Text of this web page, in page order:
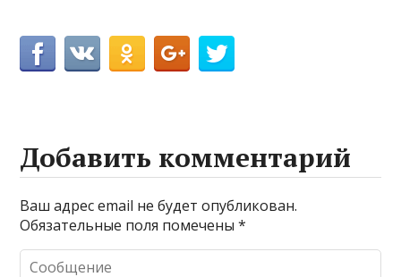
Добавить комментарий
Ваш адрес email не будет опубликован.
Обязательные поля помечены*